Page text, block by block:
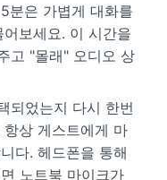
분은 가볍게 대화를
보세요. 이 시간을
고 "몰래" 오디오 상
되었는지 다시 한번
상 게스트에게 마
다. 헤드폰을 통해
노트북 마이크가